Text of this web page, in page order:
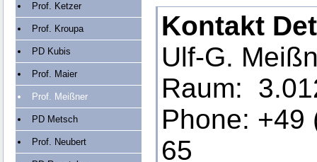
Prof. Ketzer
Prof. Kroupa
PD Kubis
Prof. Maier
Prof. Meißner
PD Metsch
Prof. Neubert
Kontakt
Ulf-G.
Raum:
Phone: +49
65